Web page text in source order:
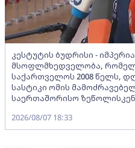
კესტუტის ბუდრისი -
მსოფლმხედველობა,
საქართველოს 2008 წელს,
სასტიკი ომის
საერთაშორისო
2026/08/07 18:33